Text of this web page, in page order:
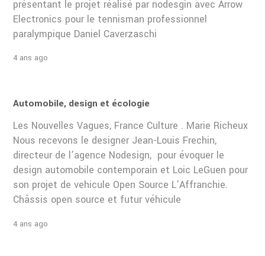
présentant le projet réalisé par nodesgin avec Arrow
Electronics pour le tennisman professionnel
paralympique Daniel Caverzaschi
4 ans ago
Automobile, design et écologie
Les Nouvelles Vagues, France Culture . Marie Richeux
Nous recevons le designer Jean-Louis Frechin,
directeur de l’agence Nodesign, pour évoquer le
design automobile contemporain et Loic LeGuen pour
son projet de vehicule Open Source L’Affranchie.
Châssis open source et futur véhicule
4 ans ago